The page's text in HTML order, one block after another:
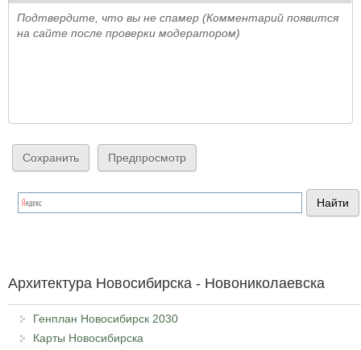
Подтвердите, что вы не спамер (Комментарий появится
на сайте после проверки модератором)
Архитектура Новосибирска - Новониколаевска
Генплан Новосибирск 2030
Карты Новосибирска